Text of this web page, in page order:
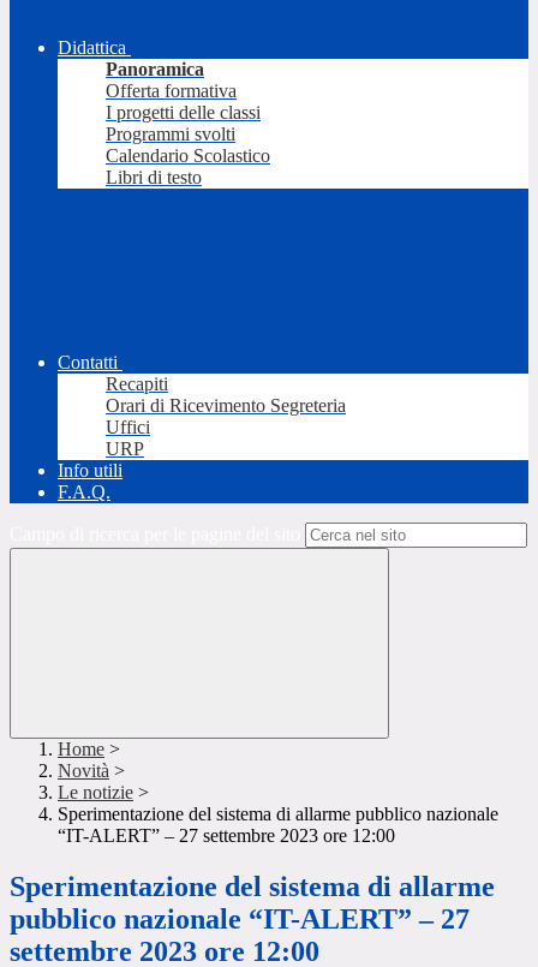
Didattica
Panoramica
Offerta formativa
I progetti delle classi
Programmi svolti
Calendario Scolastico
Libri di testo
Contatti
Recapiti
Orari di Ricevimento Segreteria
Uffici
URP
Info utili
F.A.Q.
Home >
Novità >
Le notizie >
Sperimentazione del sistema di allarme pubblico nazionale
“IT-ALERT” – 27 settembre 2023 ore 12:00
Sperimentazione del sistema di allarme
pubblico nazionale “IT-ALERT” – 27
settembre 2023 ore 12:00